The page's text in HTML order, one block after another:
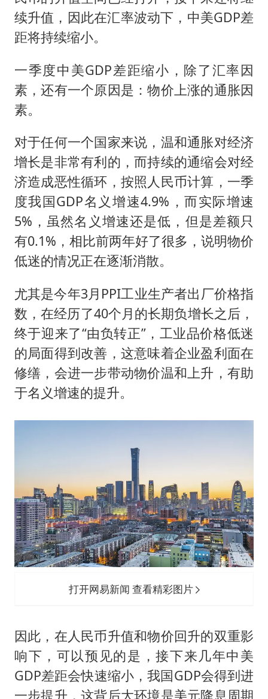
续升值，因此在汇率波动下，中美GDP差
距将持续缩小。
一季度中美GDP差距缩小，除了汇率因
素，还有一个原因是：物价上涨的通胀因
素。
对于任何一个国家来说，温和通胀对经济
增长是非常有利的，而持续的通缩会对经
济造成恶性循环，按照人民币计算，一季
度我国GDP名义增速4.9%，而实际增速
5%，虽然名义增速还是低，但是差额只
有0.1%，相比前两年好了很多，说明物价
低迷的情况正在逐渐消散。
尤其是今年3月PPI工业生产者出厂价格指
数，在经历了40个月的长期负增长之后，
终于迎来了“由负转正”，工业品价格低迷
的局面得到改善，这意味着企业盈利面在
修缮，会进一步带动物价温和上升，有助
于名义增速的提升。
打开网易新闻 查看精彩图片
因此，在人民币升值和物价回升的双重影
响下，可以预见的是，接下来几年中美
GDP差距会快速缩小，我国GDP会得到进
一步提升，这背后大环境是美元降息周期